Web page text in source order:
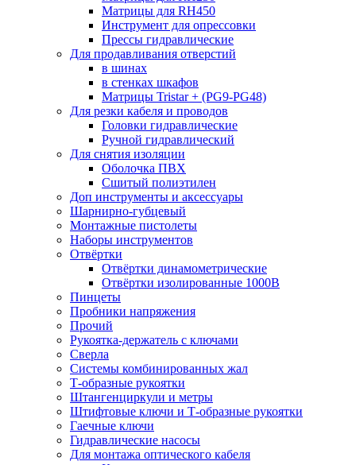
Матрицы для RH450
Инструмент для опрессовки
Прессы гидравлические
Для продавливания отверстий
в шинах
в стенках шкафов
Матрицы Tristar + (PG9-PG48)
Для резки кабеля и проводов
Головки гидравлические
Ручной гидравлический
Для снятия изоляции
Оболочка ПВХ
Сшитый полиэтилен
Доп инструменты и аксессуары
Шарнирно-губцевый
Монтажные пистолеты
Наборы инструментов
Отвёртки
Отвёртки динамометрические
Отвёртки изолированные 1000В
Пинцеты
Пробники напряжения
Прочий
Рукоятка-держатель с ключами
Сверла
Системы комбинированных жал
Т-образные рукоятки
Штангенциркули и метры
Штифтовые ключи и Т-образные рукоятки
Гаечные ключи
Гидравлические насосы
Для монтажа оптического кабеля